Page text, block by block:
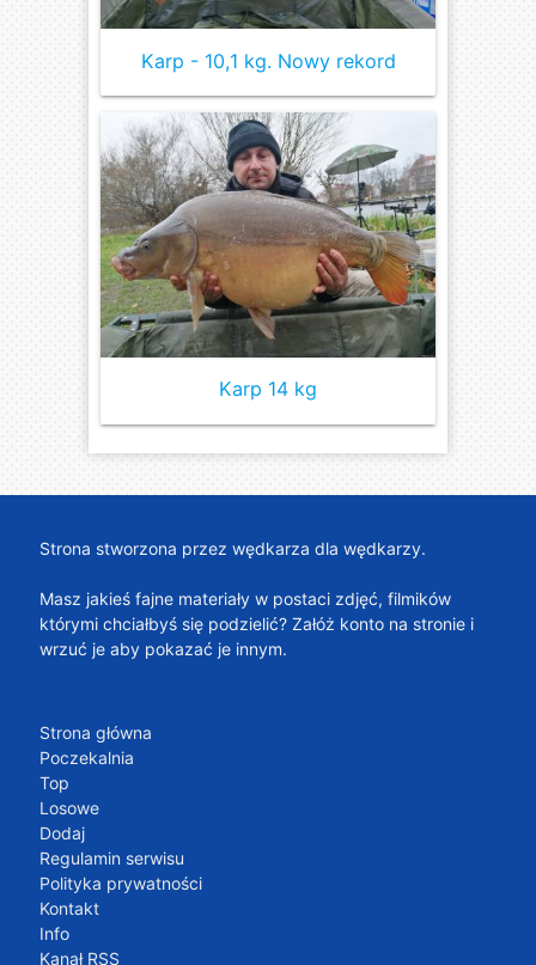
Karp - 10,1 kg. Nowy rekord
Karp 14 kg
Strona stworzona przez wędkarza dla wędkarzy.
Masz jakieś fajne materiały w postaci zdjęć, filmików
którymi chciałbyś się podzielić? Załóż konto na stronie i
wrzuć je aby pokazać je innym.
Strona główna
Poczekalnia
Top
Losowe
Dodaj
Regulamin serwisu
Polityka prywatności
Kontakt
Info
Kanał RSS